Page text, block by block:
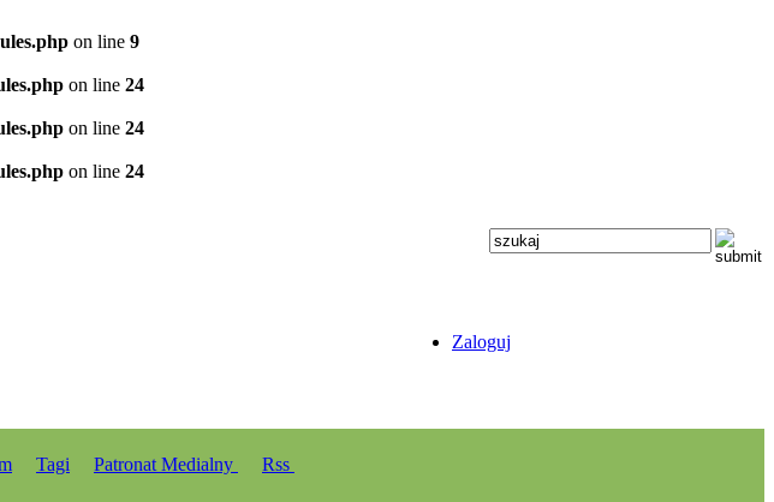
on line 9
on line 24
on line 24
on line 24
Zaloguj
Tagi Patronat Medialny
Rss